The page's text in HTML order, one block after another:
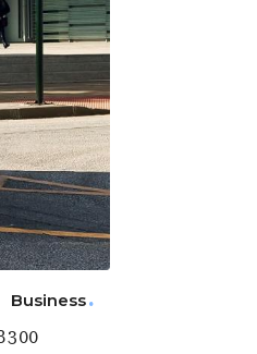
Business